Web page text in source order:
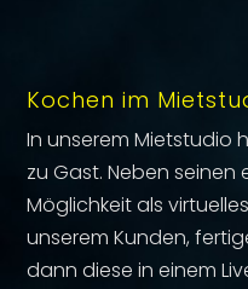
Kochen im
In unserem Mietstudio
zu Gast. Neben
Möglichkeit als
unserem Kunden,
dann diese in einem